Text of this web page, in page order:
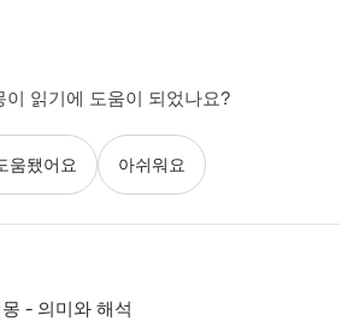
이 읽기에 도움이 되었나요?
움됐어요 아쉬워요
- 의미와 해석